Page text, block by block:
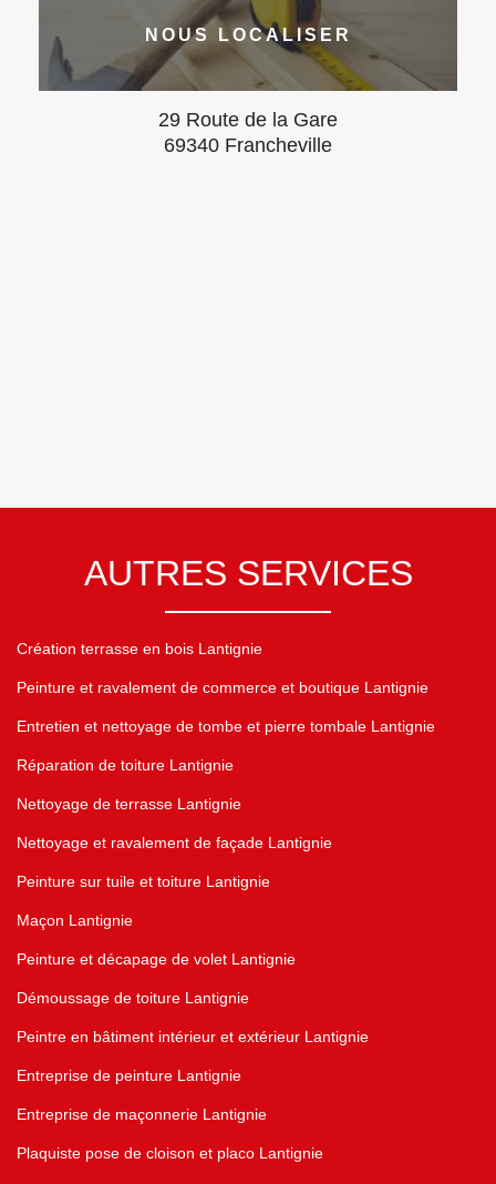
NOUS LOCALISER
29 Route de la Gare
69340 Francheville
AUTRES SERVICES
Création terrasse en bois Lantignie
Peinture et ravalement de commerce et boutique Lantignie
Entretien et nettoyage de tombe et pierre tombale Lantignie
Réparation de toiture Lantignie
Nettoyage de terrasse Lantignie
Nettoyage et ravalement de façade Lantignie
Peinture sur tuile et toiture Lantignie
Maçon Lantignie
Peinture et décapage de volet Lantignie
Démoussage de toiture Lantignie
Peintre en bâtiment intérieur et extérieur Lantignie
Entreprise de peinture Lantignie
Entreprise de maçonnerie Lantignie
Plaquiste pose de cloison et placo Lantignie